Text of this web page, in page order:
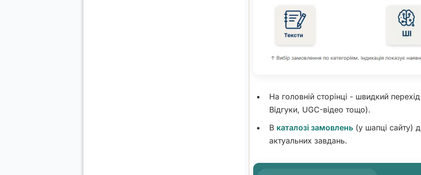
На головній сторінці - швидкий
Відгуки, UGC-відео тощо).
В каталозі замовлень(у шапці сайту)
актуальних завдань.